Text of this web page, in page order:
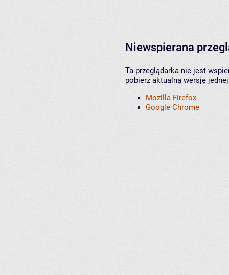
Niewspierana
Ta przeglądarka nie jest
pobierz aktualną wersję
Mozilla Firefox
Google Chrome